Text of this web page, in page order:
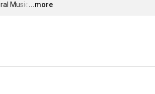
Music.…
...more